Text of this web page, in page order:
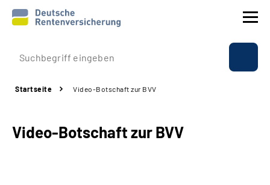
Prävention
Rente
Startseite Video-Botschaft zur BVV
Video-Botschaft zur BVV